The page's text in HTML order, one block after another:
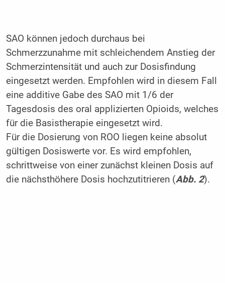
SAO können jedoch durchaus bei
Schmerzzunahme mit schleichendem Anstieg der
Schmerzintensität und auch zur Dosisfindung
eingesetzt werden. Empfohlen wird in diesem Fall
eine additive Gabe des SAO mit 1/6 der
Tagesdosis des oral applizierten Opioids, welches
für die Basistherapie eingesetzt wird.
Für die Dosierung von ROO liegen keine absolut
gültigen Dosiswerte vor. Es wird empfohlen,
schrittweise von einer zunächst kleinen Dosis auf
die nächsthöhere Dosis hochzutitrieren (Abb. 2).